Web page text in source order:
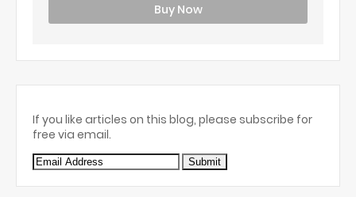
Buy Now
If you like articles on this blog, please subscribe for
free via email.